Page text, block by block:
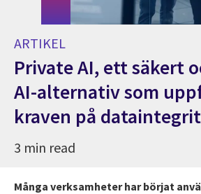
ARTIKEL
Private AI, ett säkert
AI-alternativ som
kraven på
3 min read
Många verksamheter har börjat